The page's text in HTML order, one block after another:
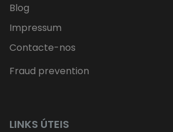
Blog
Impressum
Contacte-nos
Fraud prevention
LINKS ÚTEIS